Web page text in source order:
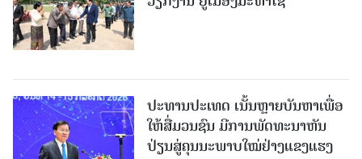
ປະທານປະເທດ ເນັ້ນຫຼາຍບັນຫາເພື່ອ
ໃຫ້ສື່ມວນຊົນ ມີການພັດທະນາຫັນ
ປ່ຽນສູ່ຄຸນນະພາບໃໝ່ຢ່າງແຂງແຮງ